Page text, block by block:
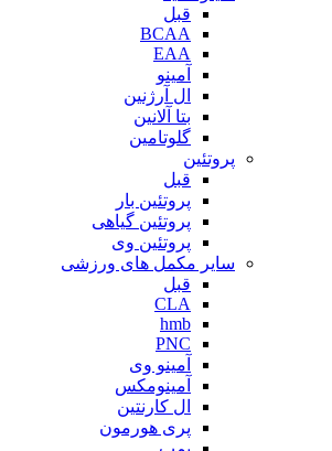
قبل
BCAA
EAA
آمینو
ال آرژنین
بتا آلانین
گلوتامین
پروتئین
قبل
پروتئین بار
پروتئین گیاهی
پروتئین وی
سایر مکمل های ورزشی
قبل
CLA
hmb
PNC
آمینو وی
آمینومکس
ال کارنتین
پری هورمون